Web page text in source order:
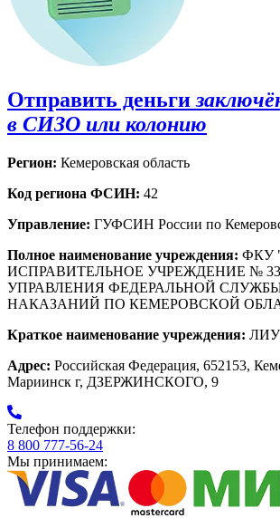
Отправить деньги
в СИЗО или колонию
Регион: Кемеровская область
Код региона ФСИН: 42
Управление: ГУФСИН России по
Полное наименование учреждения: ФКУ
ИСПРАВИТЕЛЬНОЕ УЧРЕЖДЕНИЕ №
УПРАВЛЕНИЯ ФЕДЕРАЛЬНОЙ
НАКАЗАНИЙ ПО КЕМЕРОВСКОЙ
Краткое наименование учреждения:
Адрес: Российская Федерация, 652153,
Мариинск г, ДЗЕРЖИНСКОГО, 9
Телефон поддержки:
8 800 777-56-24
Мы принимаем: